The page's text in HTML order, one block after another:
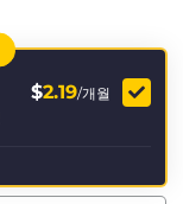
$2.19/개월